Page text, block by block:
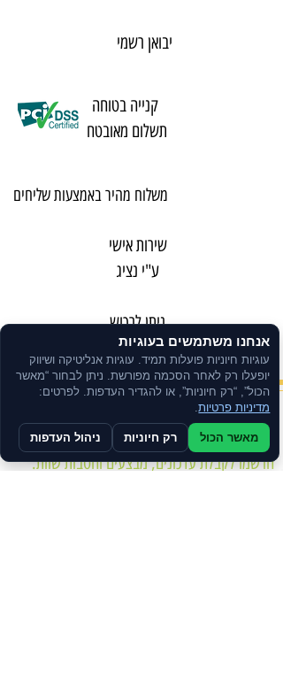
יבואן רשמי
קנייה בטוחה
תשלום מאובטח
משלוח מהיר באמצעות שליחים
שירות אישי
ע"י נציג
ניתן לרכוש
בתשלומים
צרו קשר
הרשמו לקבלת עדכונים, מבצעים והטבות שוות.
אנחנו משתמשים בעוגיות
עוגיות חיוניות פועלות תמיד. עוגיות אנליטיקה ושיווק
יופעלו רק לאחר הסכמה מפורשת. ניתן לבחור “מאשר
הכול”, “רק חיוניות”, או להגדיר העדפות. לפרטים:
מדיניות פרטיות.
מאשר הכול רק חיוניות ניהול העדפות